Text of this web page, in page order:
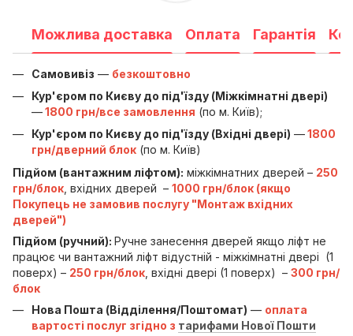
Можлива доставка Оплата Гарантія
Самовивіз — безкоштовно
Кур'єром по Києву до під'їзду (Міжкімнатні двері)
—1800 грн/все замовлення (по м. Київ);
Кур'єром по Києву до під'їзду (Вхідні двері) —1800
грн/дверний блок (по м. Київ)
Підйом (вантажним ліфтом): міжкімнатних дверей – 250
грн/блок , вхідних дверей – 1000 грн/блок (якщо
Покупець не замовив послугу "Монтаж вхідних
дверей")
Підйом (ручний): Ручне занесення дверей якщо ліфт не
працює чи вантажний ліфт відустній - міжкімнатні двері (1
поверх) – 250 грн/блок , вхідні двері (1 поверх) – 300 грн/
блок
Нова Пошта (Відділення/Поштомат) — оплата
вартості послуг згідно з тарифами Нової Пошти